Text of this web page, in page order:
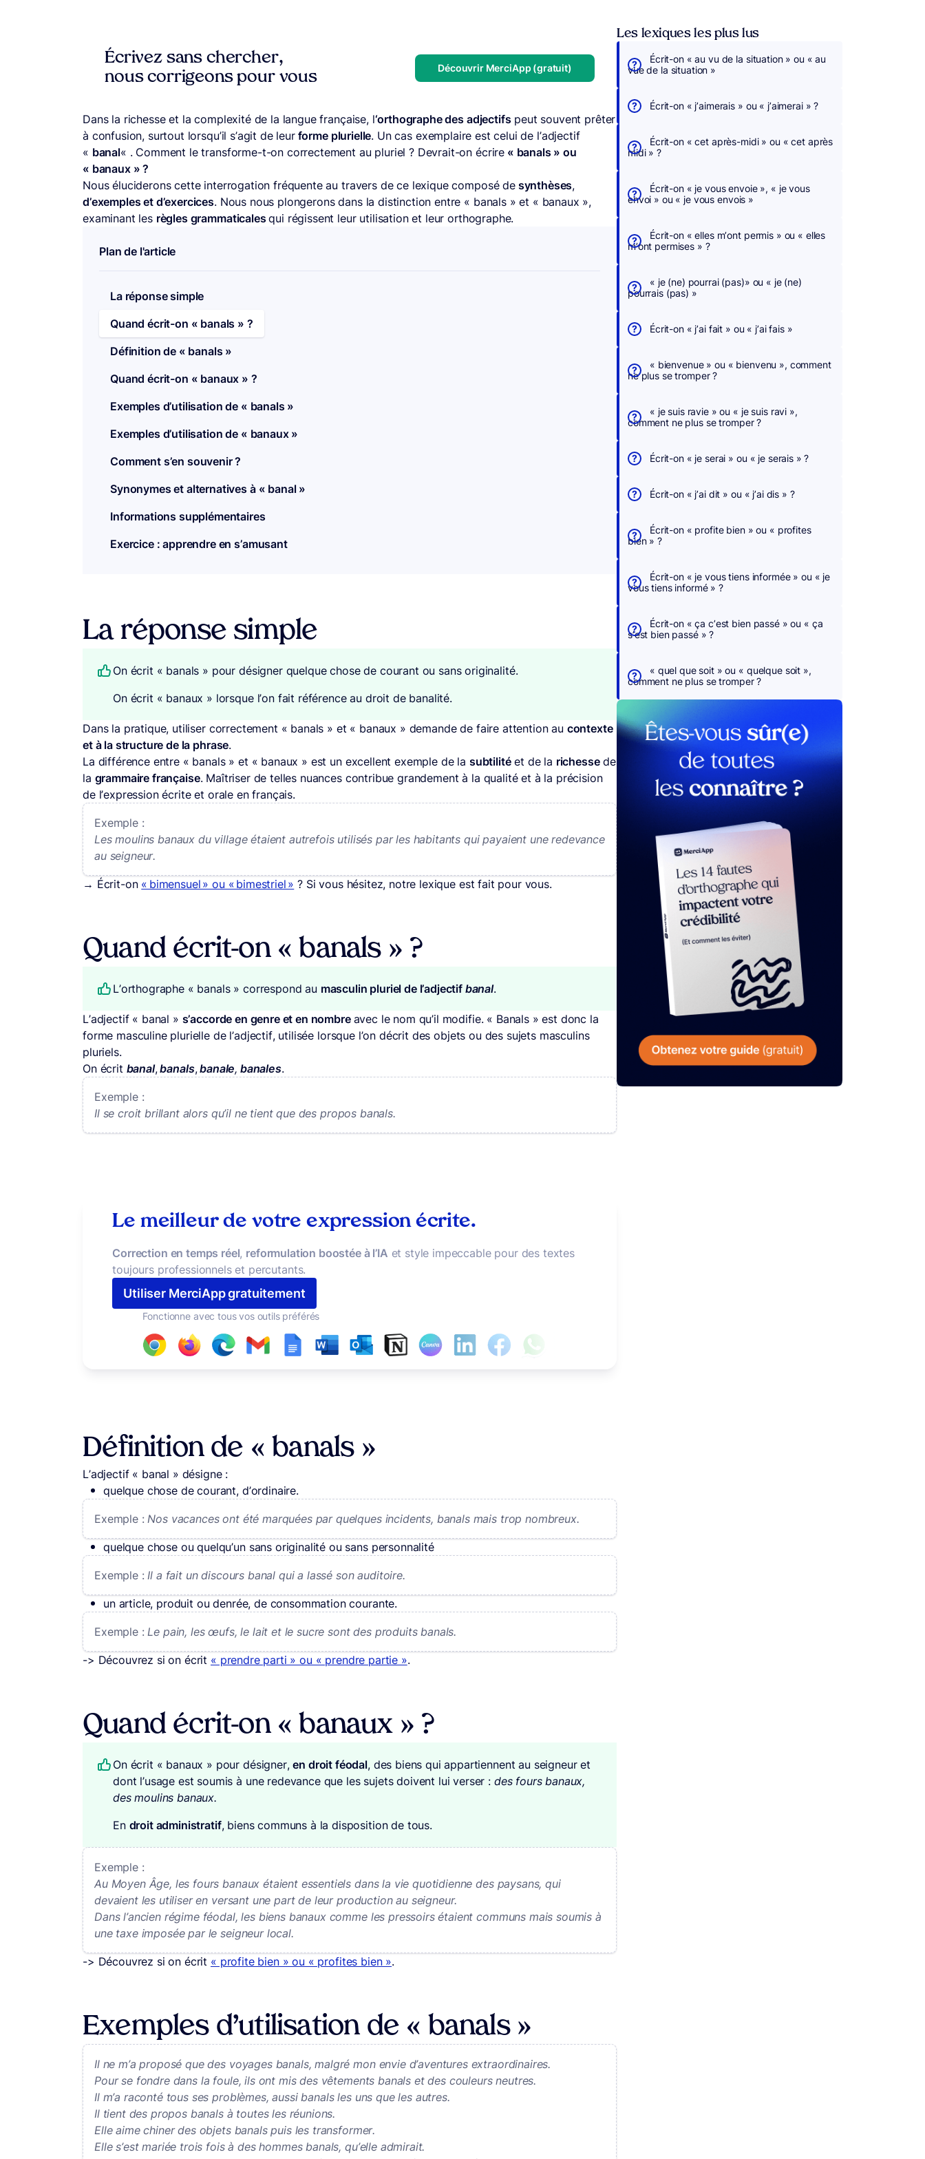
Écrivez sans chercher,
nous corrigeons pour vous
Découvrir MerciApp (gratuit)
Dans la richesse et la complexité de la langue française, l‘orthographe des adjectifspeut souvent prêter
à confusion, surtout lorsqu’il s’agit de leurforme plurielle. Un cas exemplaire est celui de l’adjectif
« banal« . Comment le transforme-t-on correctement au pluriel ? Devrait-on écrire « banals » ou
« banaux » ?
Nous éluciderons cette interrogation fréquente au travers de ce lexique composé desynthèses,
d’exemples et d’exercices. Nous nous plongerons dans la distinction entre « banals » et « banaux »,
examinant les règles grammaticalesqui régissent leur utilisation et leur orthographe.
Plan de l'article
La réponse simple
Quand écrit-on « banals » ?
Définition de « banals »
Quand écrit-on « banaux » ?
Exemples d’utilisation de « banals »
Exemples d’utilisation de « banaux »
Comment s’en souvenir ?
Synonymes et alternatives à « banal »
Informations supplémentaires
Exercice : apprendre en s’amusant
La réponse simple
On écrit « banals » pour désigner quelque chose de courant ou sans originalité.
On écrit « banaux » lorsque l’on fait référence au droit de banalité.
Dans la pratique, utiliser correctement « banals » et « banaux » demande de faire attention au contexte
et à la structure de la phrase.
La différence entre « banals » et « banaux » est un excellent exemple de la subtilitéet de la richessede
la grammaire française. Maîtriser de telles nuances contribue grandement à la qualité et à la précision
de l’expression écrite et orale en français.
Exemple :
Les moulins banaux du village étaient autrefois utilisés par les habitants qui payaient une redevance
au seigneur.
→ Écrit-on « bimensuel » ou « bimestriel » ? Si vous hésitez, notre lexique est fait pour vous.
Quand écrit-on « banals » ?
L’orthographe « banals » correspond au masculin pluriel de l’adjectif banal.
L’adjectif « banal » s’accorde en genre et en nombre avec le nom qu’il modifie. « Banals » est donc la
forme masculine plurielle de l’adjectif, utilisée lorsque l’on décrit des objets ou des sujets masculins
pluriels.
On écrit banal,banals,banale, banales.
Exemple :
Il se croit brillant alors qu’il ne tient que des propos banals.
Le meilleur de votre expression écrite.
Correction en temps réel, reformulation boostée à l’IA et style impeccable pour des textes
toujours professionnels et percutants.
Utiliser MerciApp gratuitement
Fonctionne avec tous vos outils préférés
Définition de « banals »
L’adjectif « banal » désigne :
quelque chose de courant, d’ordinaire.
Exemple :Nos vacances ont été marquées par quelques incidents, banals mais trop nombreux.
quelque chose ou quelqu’un sans originalité ou sans personnalité
Exemple :Il a fait un discours banal qui a lassé son auditoire.
un article, produit ou denrée, de consommation courante.
Exemple :Le pain, les œufs, le lait et le sucre sont des produits banals.
-> Découvrez si on écrit « prendre parti » ou « prendre partie ».
Quand écrit-on « banaux » ?
On écrit « banaux » pour désigner,en droit féodal, des biens qui appartiennent au seigneur et
dont l’usage est soumis à une redevance que les sujets doivent lui verser : des fours banaux,
des moulins banaux.
En droit administratif, biens communs à la disposition de tous.
Exemple :
Au Moyen Âge, les fours banaux étaient essentiels dans la vie quotidienne des paysans, qui
devaient les utiliser en versant une part de leur production au seigneur.
Dans l’ancien régime féodal, les biens banaux comme les pressoirs étaient communs mais soumis à
une taxe imposée par le seigneur local.
-> Découvrez si on écrit « profite bien » ou « profites bien ».
Exemples d’utilisation de « banals »
Il ne m’a proposé que des voyages banals, malgré mon envie d’aventures extraordinaires.
Pour se fondre dans la foule, ils ont mis des vêtements banals et des couleurs neutres.
Il m’a raconté tous ses problèmes, aussi banals les uns que les autres.
Il tient des propos banals à toutes les réunions.
Elle aime chiner des objets banals puis les transformer.
Elle s’est mariée trois fois à des hommes banals, qu’elle admirait.
Les lexiques les plus lus
Écrit-on « au vu de la situation » ou « au
vue de la situation »
Écrit-on « j’aimerais » ou « j’aimerai » ?
Écrit-on « cet après-midi » ou « cet après
midi » ?
Écrit-on « je vous envoie », « je vous
envoi » ou « je vous envois »
Écrit-on « elles m’ont permis » ou « elles
m’ont permises » ?
« je (ne) pourrai (pas)» ou « je (ne)
pourrais (pas) »
Écrit-on « j’ai fait » ou « j’ai fais »
« bienvenue » ou « bienvenu », comment
ne plus se tromper ?
« je suis ravie » ou « je suis ravi »,
comment ne plus se tromper ?
Écrit-on « je serai » ou « je serais » ?
Écrit-on « j’ai dit » ou « j’ai dis » ?
Écrit-on « profite bien » ou « profites
bien » ?
Écrit-on « je vous tiens informée » ou « je
vous tiens informé » ?
Écrit-on « ça c’est bien passé » ou « ça
s’est bien passé » ?
« quel que soit » ou « quelque soit »,
comment ne plus se tromper ?